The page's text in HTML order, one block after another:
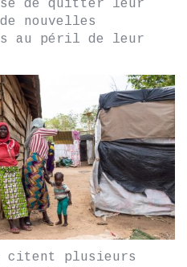
de quitter leur
nouvelles
au péril de leur
citent plusieurs